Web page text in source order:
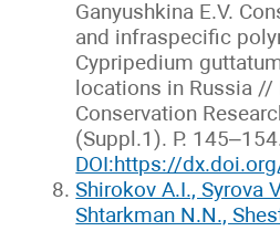
Ganyushkina E.V.
and infraspecific
Cypripedium
locations in Russia //
Conservation
(Suppl.1). P.
DOI:https://
Shirokov A.I., Syrova
Shtarkman N.N.,